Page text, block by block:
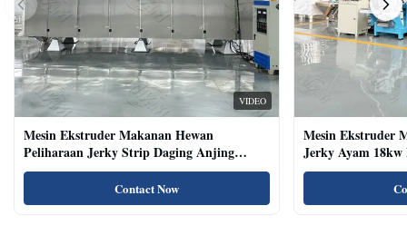
VIDEO
Mesin Ekstruder Makanan Hewan
Peliharaan Jerky Strip Daging Anjing
Dengan Sistem Baki Otomatis
Contact Now
Mesin Ekstruder
Jerky Ayam
Kucing Kering